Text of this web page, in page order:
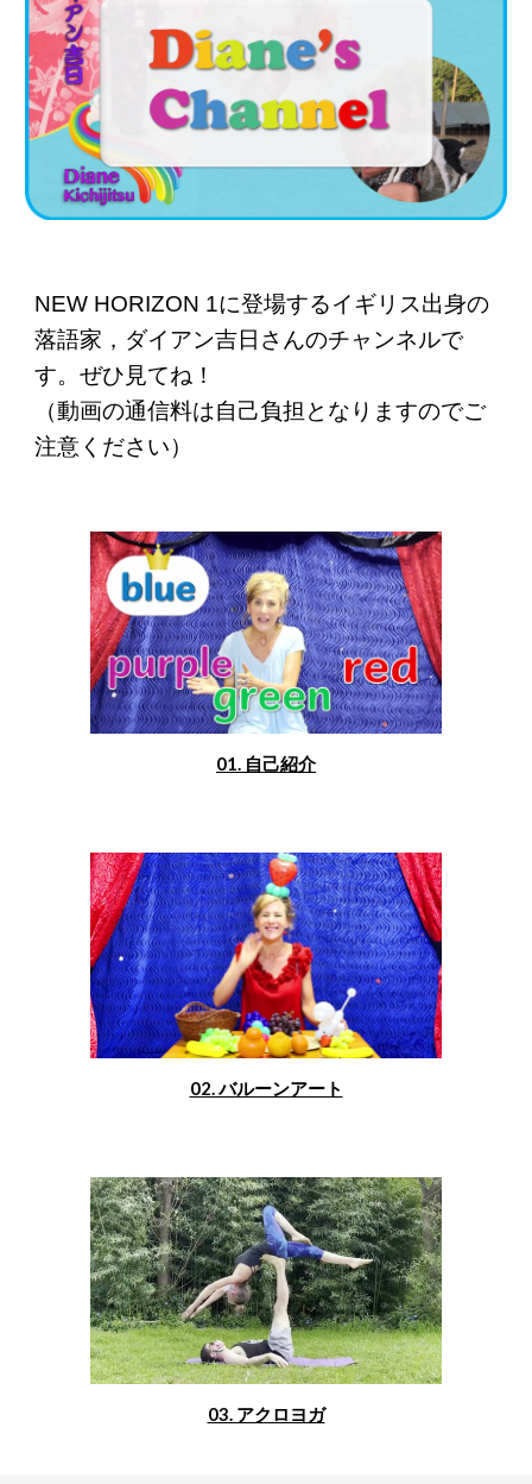
NEW HORIZON 1に登場するイギリス出身の
落語家，ダイアン吉日さんのチャンネルで
す。ぜひ見てね！
（動画の通信料は自己負担となりますのでご
注意ください）
01. 自己紹介
02. バルーンアート
03. アクロヨガ